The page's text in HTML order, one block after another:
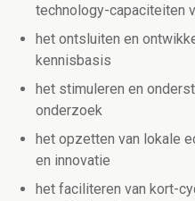
technology-capaciteiten
het ontsluiten en
kennisbasis
het stimuleren en
onderzoek
het opzetten van lokale
en innovatie
het faciliteren van kort-